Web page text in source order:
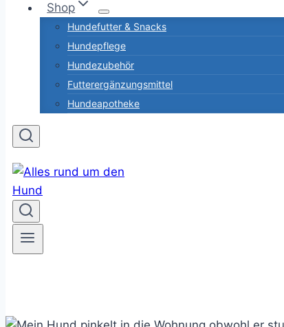
Shop
Hundefutter & Snacks
Hundepflege
Hundezubehör
Futterergänzungsmittel
Hundeapotheke